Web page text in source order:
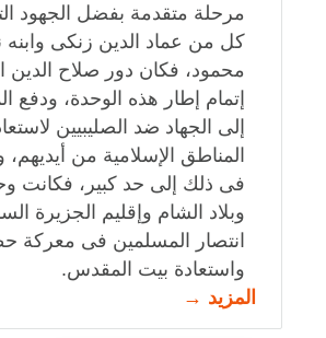
مرحلة متقدمة بفضل الجهود
كل من عماد الدين زنكى وابنه
محمود، فكان دور صلاح الدين
إتمام إطار هذه الوحدة، ودفع
إلى الجهاد ضد الصليبيين
المناطق الإسلامية من
فى ذلك إلى حد كبير، فكانت
وبلاد الشام وإقليم الجزيرة
انتصار المسلمين فى معركة
واستعادة بيت المقدس.
المزيد →